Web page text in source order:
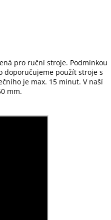
pro ruční stroje. Podmínkou
doporučujeme použít stroje s
je max. 15 minut. V naší
mm.